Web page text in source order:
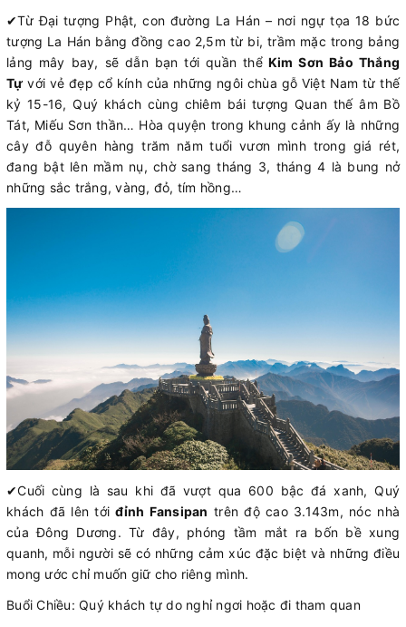
✔Từ Đại tượng Phật, con đường La Hán – nơi ngự tọa 18 bức
tượng La Hán bằng đồng cao 2,5m từ bi, trầm mặc trong bảng
lảng mây bay, sẽ dẫn bạn tới quần thểKim Sơn Bảo Thắng
Tự với vẻ đẹp cổ kính của những ngôi chùa gỗ Việt Nam từ thế
kỷ 15-16, Quý khách cùng chiêm bái tượng Quan thế âm Bồ
Tát, Miếu Sơn thần… Hòa quyện trong khung cảnh ấy là những
cây đỗ quyên hàng trăm năm tuổi vươn mình trong giá rét,
đang bật lên mầm nụ, chờ sang tháng 3, tháng 4 là bung nở
những sắc trắng, vàng, đỏ, tím hồng…
✔Cuối cùng là sau khi đã vượt qua 600 bậc đá xanh, Quý
khách đã lên tớiđỉnh Fansipan trên độ cao 3.143m, nóc nhà
của Đông Dương. Từ đây, phóng tầm mắt ra bốn bề xung
quanh, mỗi người sẽ có những cảm xúc đặc biệt và những điều
mong ước chỉ muốn giữ cho riêng mình.
Buổi Chiều: Quý khách tự do nghỉ ngơi hoặc đi tham quan